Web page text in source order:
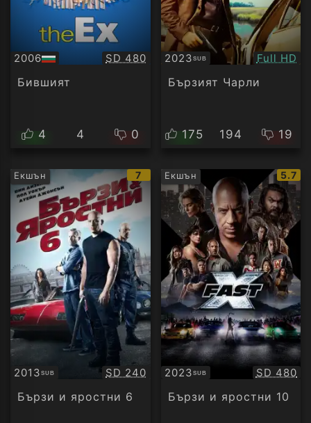
2006
БГ
аудио
Качество:
SD 480
Бившият
4 4 0
2023SUB
Субтитри Full HD
Бързият Чарли
175 194 19
Екшън
IMDb
рейтинг:
7
2013SUB
Субтитри Качество:
SD 240
Бързи и яростни 6
Екшън
IMDb
5.7
2023SUB
Субтитри SD 480
Бързи и яростни 10